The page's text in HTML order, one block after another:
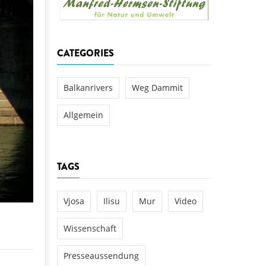
Ulog verursacht
für den Kamp: Aus für
im Kamptal
CATEGORIES
Balkanrivers Weg Dammit
Allgemein
TAGS
Vjosa Ilisu Mur Video
Wissenschaft
Presseaussendung